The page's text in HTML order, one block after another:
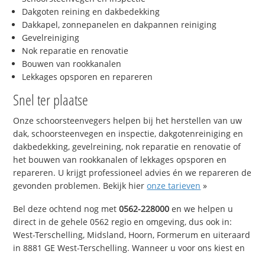
Dakgoten reining en dakbedekking
Dakkapel, zonnepanelen en dakpannen reiniging
Gevelreiniging
Nok reparatie en renovatie
Bouwen van rookkanalen
Lekkages opsporen en repareren
Snel ter plaatse
Onze schoorsteenvegers helpen bij het herstellen van uw
dak, schoorsteenvegen en inspectie, dakgotenreiniging en
dakbedekking, gevelreining, nok reparatie en renovatie of
het bouwen van rookkanalen of lekkages opsporen en
repareren. U krijgt professioneel advies én we repareren de
gevonden problemen. Bekijk hieronze tarieven »
Bel deze ochtend nog met0562-228000 en we helpen u
direct in de gehele 0562 regio en omgeving, dus ook in:
West-Terschelling, Midsland, Hoorn, Formerum en uiteraard
in 8881 GE West-Terschelling. Wanneer u voor ons kiest en